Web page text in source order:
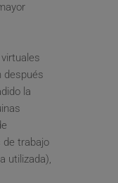
después
la
de trabajo
utilizada),